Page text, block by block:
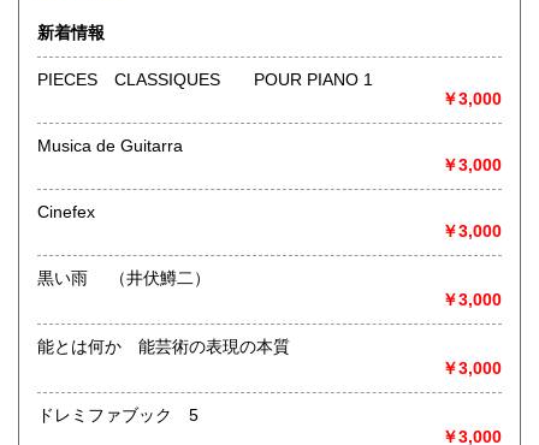
沿線名：-
最寄駅：-
営業時間：-
定休日：-
書籍の買取について
取り扱い分野
総記、哲学宗教、歴史、社会科学、自然科学、美術工芸、国
語国文、外国文学、古典籍、近代文献、趣味、外国書、サブ
新着情報
PIECES CLASSIQUES POUR PIANO 1
￥3,000
Musica de Guitarra
￥3,000
Cinefex
￥3,000
黒い雨 （井伏鱒二）
￥3,000
能とは何か 能芸術の表現の本質
￥3,000
ドレミファブック 5
￥3,000